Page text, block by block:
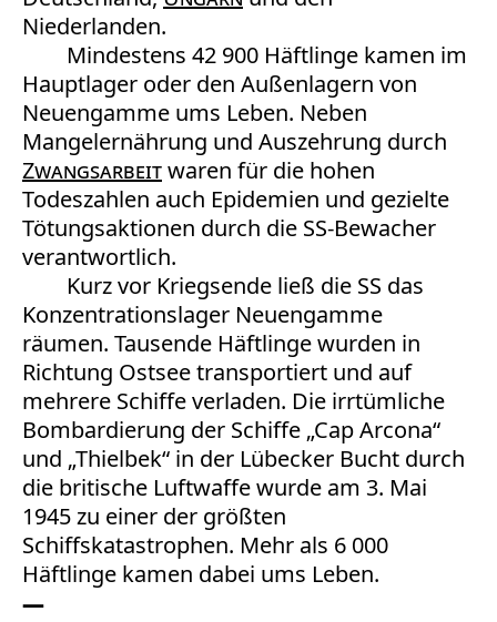
Niederlanden.
Mindestens 42 900 Häftlinge kamen im
Hauptlager oder den Außenlagern von
Neuengamme ums Leben. Neben
Mangelernährung und Auszehrung durch
Zwangsarbeitwaren für die hohen
Todeszahlen auch Epidemien und gezielte
Tötungsaktionen durch die SS-Bewacher
verantwortlich.
Kurz vor Kriegsende ließ die SS das
Konzentrationslager Neuengamme
räumen. Tausende Häftlinge wurden in
Richtung Ostsee transportiert und auf
mehrere Schiffe verladen. Die irrtümliche
Bombardierung der Schiffe „Cap Arcona“
und „Thielbek“ in der Lübecker Bucht durch
die britische Luftwaffe wurde am 3. Mai
1945 zu einer der größten
Schiffskatastrophen. Mehr als 6 000
Häftlinge kamen dabei ums Leben.